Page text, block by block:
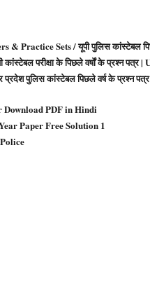
Practice Sets / यूपी पुलिस कांस्टेबल
परीक्षा के पिछले वर्षों के प्रश्न
पुलिस कांस्टेबल पिछले वर्ष के प्रश्न
Download PDF in Hindi
Paper Free Solution 1